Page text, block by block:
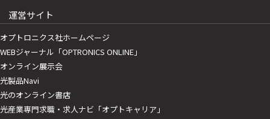
運営サイト
オプトロニクス社ホームページ
WEBジャーナル「OPTRONICS ONLINE」
オンライン展示会
光製品Navi
光のオンライン書店
光産業専門求職・求人ナビ「オプトキャリア」